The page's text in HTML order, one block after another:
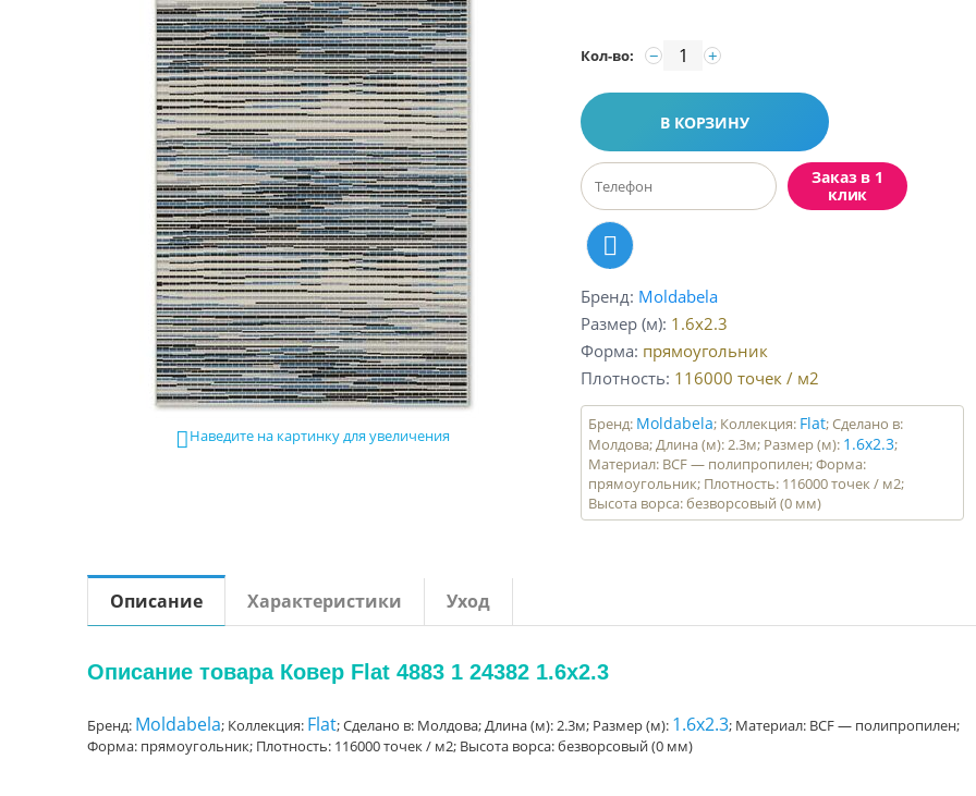
Наведите на картинку для увеличения
Кол-во: +
−
В КОРЗИНУ
Заказ в 1
клик
Бренд Moldabela
Размер (м) 1.6x2.3
Форма прямоугольник
Плотность 116000 точек / м2
Бренд: Moldabela; Коллекция: Flat; Сделано в:
Молдова; Длина (м): 2.3м; Размер (м): 1.6x2.3;
Материал: BCF — полипропилен; Форма:
прямоугольник; Плотность: 116000 точек / м2;
Высота ворса: безворсовый (0 мм)
Описание Характеристики Уход
Описание товара Ковер Flat 4883 1 24382 1.6x2.3
Бренд: Moldabela; Коллекция: Flat; Сделано в: Молдова; Длина (м): 2.3м; Размер (м): 1.6x2.3; Материал: BCF — полипропилен;
Форма: прямоугольник; Плотность: 116000 точек / м2; Высота ворса: безворсовый (0 мм)